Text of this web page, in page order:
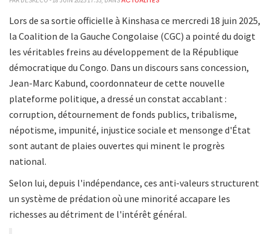
Lors de sa sortie officielle à Kinshasa ce mercredi 18 juin 2025,
la Coalition de la Gauche Congolaise (CGC) a pointé du doigt
les véritables freins au développement de la République
démocratique du Congo. Dans un discours sans concession,
Jean-Marc Kabund, coordonnateur de cette nouvelle
plateforme politique, a dressé un constat accablant :
corruption, détournement de fonds publics, tribalisme,
népotisme, impunité, injustice sociale et mensonge d'État
sont autant de plaies ouvertes qui minent le progrès
national.
Selon lui, depuis l'indépendance, ces anti-valeurs structurent
un système de prédation où une minorité accapare les
richesses au détriment de l'intérêt général.